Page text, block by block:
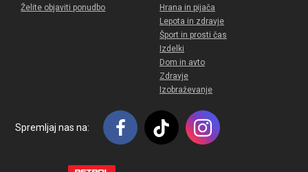
Želite objaviti ponudbo
Hrana in pijača
Lepota in zdravje
Šport in prosti čas
Izdelki
Dom in avto
Zdravje
Izobraževanje
Spremljaj nas na: